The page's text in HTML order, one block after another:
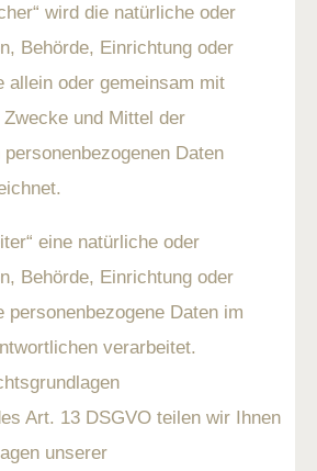
wird die natürliche oder
Behörde, Einrichtung oder
allein oder gemeinsam mit
und Mittel der
Daten
eine natürliche oder
Behörde, Einrichtung oder
personenbezogene Daten im
verarbeitet.
Art. 13 DSGVO teilen wir Ihnen
unserer